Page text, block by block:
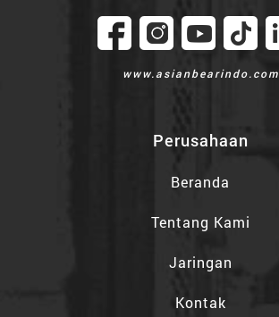
www.asianbearindo.com
Perusahaan
Beranda
Tentang Kami
Jaringan
Kontak